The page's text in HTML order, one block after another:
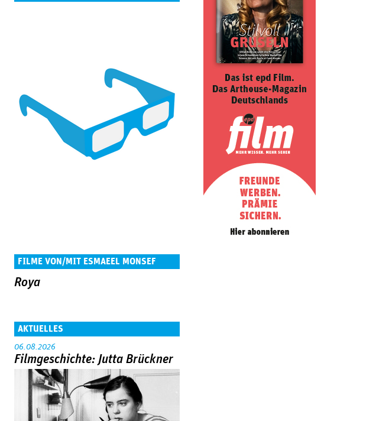
FILME VON/MIT ESMAEEL MONSEF
Roya
AKTUELLES
06.08.2026
Filmgeschichte: Jutta Brückner